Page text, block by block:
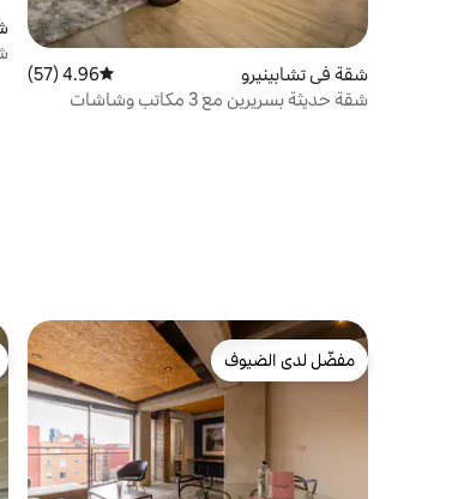
شقة في تشابينيرو متوسط التقييم 4.96 من 5، 57 مراجعات
4.96 (57)
شقة حديثة بسريرين مع 3 مكاتب وشاشات
مفضّل لدى الضيوف
مفضّل لدى الضيوف